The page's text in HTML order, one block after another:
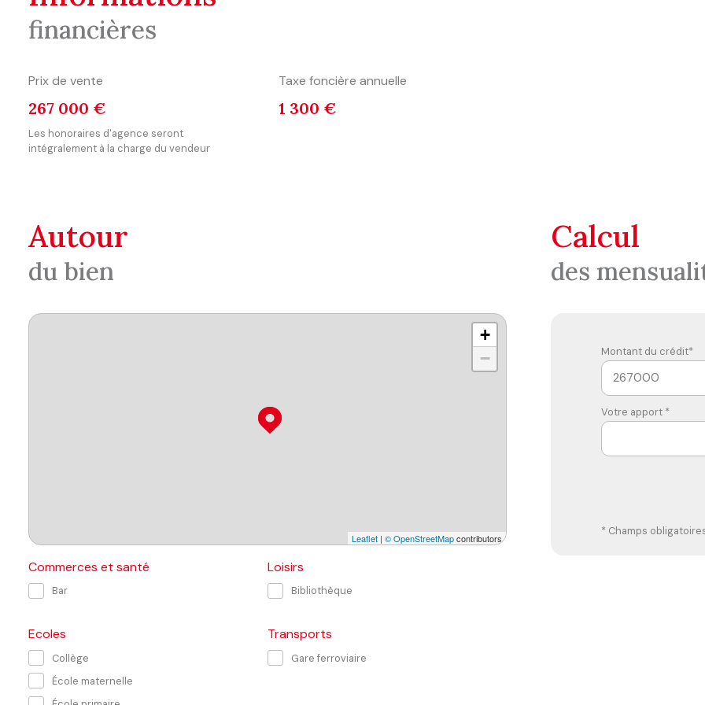
financières
Prix de vente
267 000 €
Les honoraires d'agence seront
intégralement à la charge du vendeur
Taxe foncière annuelle
1 300 €
autour
du bien
+
−
Leaflet | © OpenStreetMapcontributors
Commerces et santé
Bar
Loisirs
Bibliothèque
Ecoles
Collège
École maternelle
Transports
Gare ferroviaire
calcul
des
Montant du crédit*
Votre apport *
* Champs